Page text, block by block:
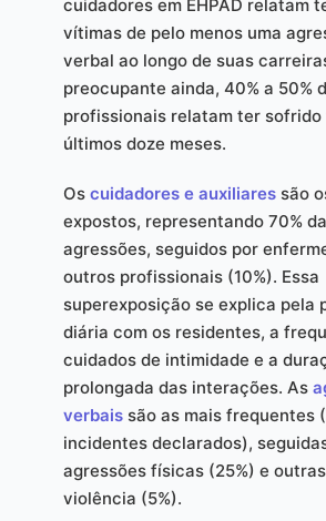
cuidadores em EHPAD relatam
vítimas de pelo menos uma
verbal ao longo de suas
preocupante ainda, 40% a 50%
profissionais relatam ter
últimos doze meses.
Os cuidadores e auxiliaressão
expostos, representando 70%
agressões, seguidos por
outros profissionais (10%). Essa
superexposição se explica pela
diária com os residentes, a
cuidados de intimidade e a
prolongada das interações. As
verbaissão as mais frequentes
incidentes declarados),
agressões físicas (25%) e
violência (5%).